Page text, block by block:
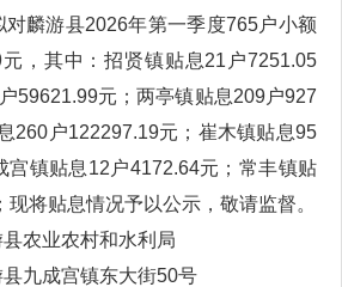
麟游县2026年第一季度765户小额
，其中：招贤镇贴息21户7251.05
59621.99元；两亭镇贴息209户927
260户122297.19元；崔木镇贴息95
宫镇贴息12户4172.64元；常丰镇贴
将贴息情况予以公示，敬请监督。
农业农村和水利局
九成宫镇东大街50号